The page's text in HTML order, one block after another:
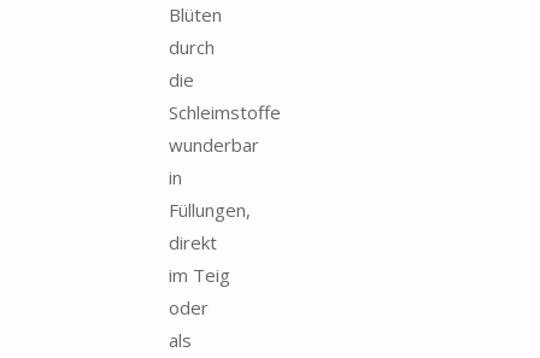
Blüten
durch
die
Schleimstoffe
wunderbar
in
Füllungen,
direkt
im Teig
oder
als